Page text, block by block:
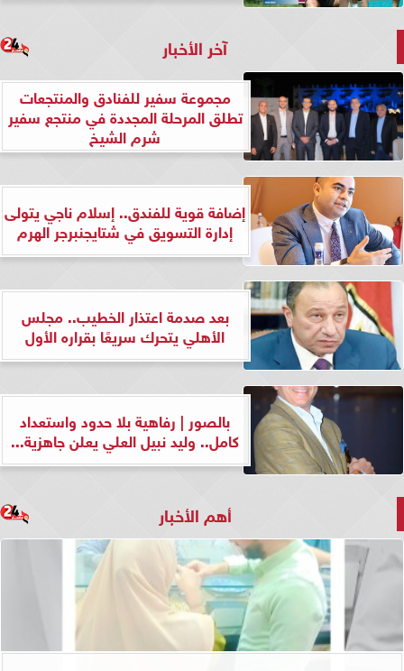
آخر الأخبار
مجموعة سفير للفنادق والمنتجعات
تطلق المرحلة المجددة في منتجع سفير
شرم الشيخ
إضافة قوية للفندق.. إسلام ناجي يتولى
إدارة التسويق في شتايجنبرجر الهرم
بعد صدمة اعتذار الخطيب.. مجلس
الأهلي يتحرك سريعًا بقراره الأول
بالصور | رفاهية بلا حدود واستعداد
كامل.. وليد نبيل العلي يعلن جاهزية...
أهم الأخبار